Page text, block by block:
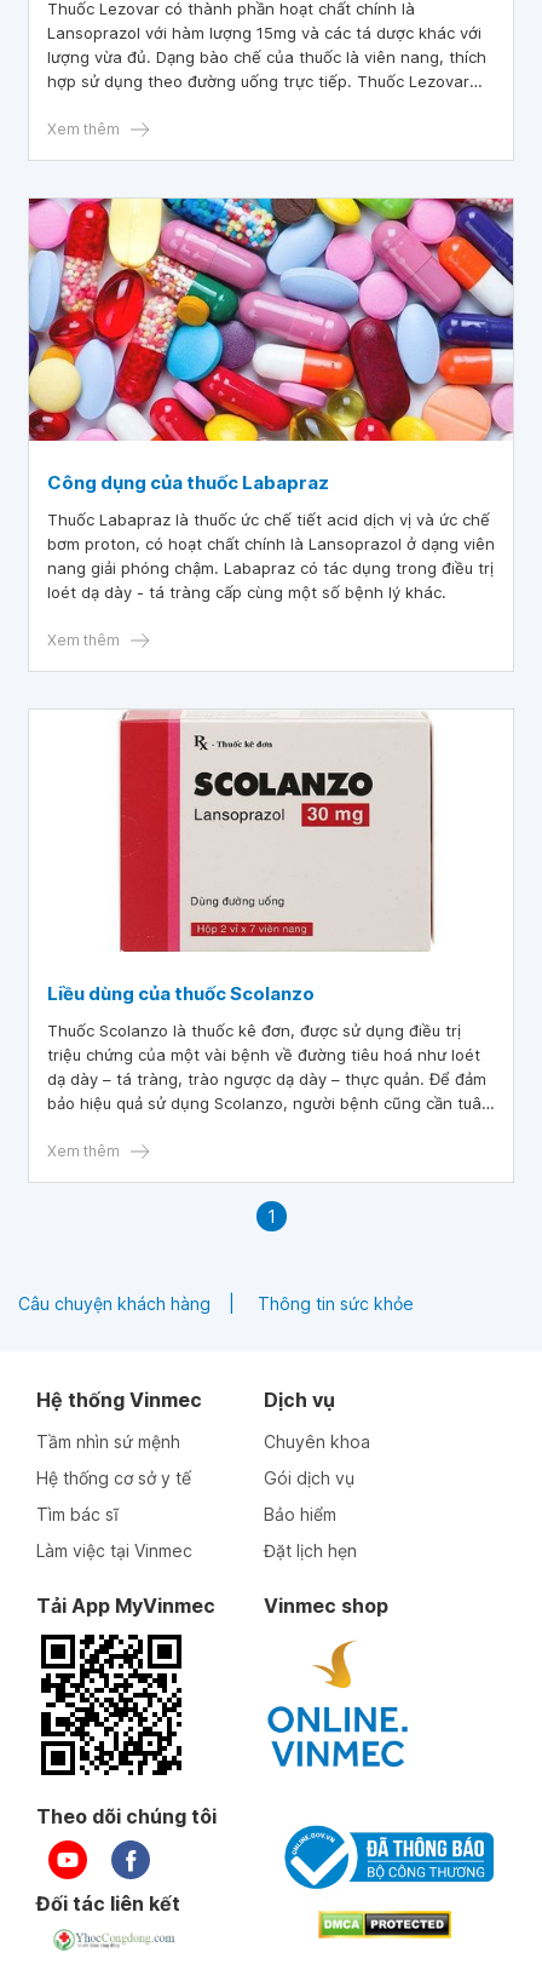
Thuốc Lezovar có thành phần hoạt chất chính là
Lansoprazol với hàm lượng 15mg và các tá dược khác với
lượng vừa đủ. Dạng bào chế của thuốc là viên nang, thích
hợp sử dụng theo đường uống trực tiếp. Thuốc Lezovar
loét dạ dày- tá tràng cấp tính, viêm thực quản có trợt loét,
Xem thêm
Công dụng của thuốc Labapraz
Thuốc Labapraz là thuốc ức chế tiết acid dịch vị và ức chế
bơm proton, có hoạt chất chính là Lansoprazol ở dạng viên
nang giải phóng chậm. Labapraz có tác dụng trong điều trị
loét dạ dày - tá tràng cấp cùng một số bệnh lý khác.
Xem thêm
Liều dùng của thuốc Scolanzo
Thuốc Scolanzo là thuốc kê đơn, được sử dụng điều trị
triệu chứng của một vài bệnh về đường tiêu hoá như loét
dạ dày – tá tràng, trào ngược dạ dày – thực quản. Để đảm
bảo hiệu quả sử dụng Scolanzo, người bệnh cũng cần tuân
thêm nội dung thông tin về liều dùng của thuốc Scolanzo
Xem thêm
1
Câu chuyện khách hàng Thông tin sức khỏe
Hệ thống Vinmec
Tầm nhìn sứ mệnh
Hệ thống cơ sở y tế
Tìm bác sĩ
Làm việc tại Vinmec
Dịch vụ
Chuyên khoa
Gói dịch vụ
Bảo hiểm
Đặt lịch hẹn
Tải App MyVinmec Vinmec shop
Theo dõi chúng tôi
Đối tác liên kết